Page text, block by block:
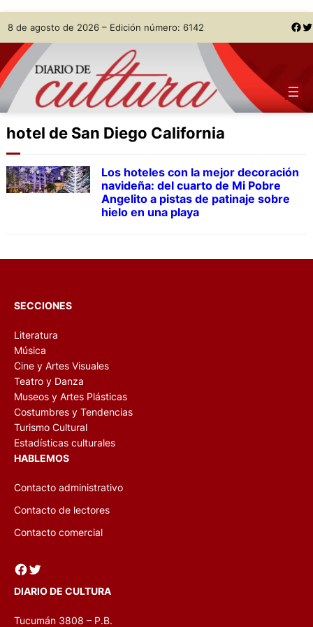
Skip
to
content
8 de agosto de 2026 – Edición número: 6142 Facebook Twitter
hotel de San Diego California
Los hoteles con la mejor decoración
navideña: del cuarto de Mi Pobre
Angelito a pistas de patinaje sobre
hielo en una playa
SECCIONES
Literatura
Música
Cine y Artes Visuales
Teatro y Danza
Museos y Artes Plásticas
Costumbres y Tendencias
Turismo Cultural
Estadísticas culturales
HABLEMOS
Contacto administrativo
Contacto de lectores
Contacto comercial
Facebook Twitter
DIARIO DE CULTURA
Tucumán 3808 – P.B.